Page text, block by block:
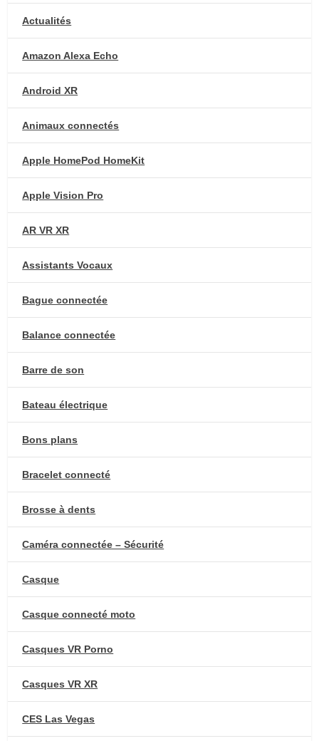
Actualités
Amazon Alexa Echo
Android XR
Animaux connectés
Apple HomePod HomeKit
Apple Vision Pro
AR VR XR
Assistants Vocaux
Bague connectée
Balance connectée
Barre de son
Bateau électrique
Bons plans
Bracelet connecté
Brosse à dents
Caméra connectée – Sécurité
Casque
Casque connecté moto
Casques VR Porno
Casques VR XR
CES Las Vegas